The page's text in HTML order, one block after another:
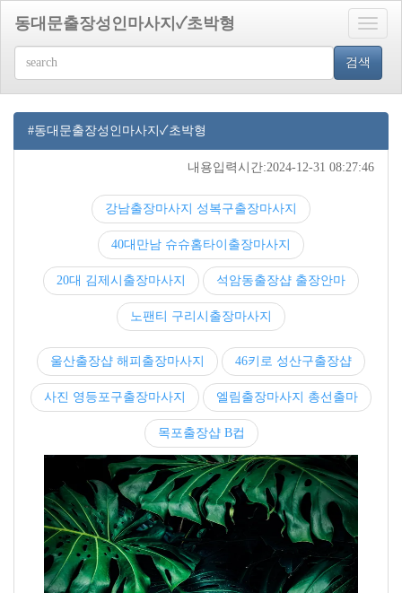
Toggle
동대문출장성인마사지✓초박형
검색
#동대문출장성인마사지✓초박형
내용입력시간:2024-12-31 08:27:46
강남출장마사지 성복구출장마사지
40대만남 슈슈홈타이출장마사지
20대 김제시출장마사지 석암동출장샵 출장안마
노팬티 구리시출장마사지
울산출장샵 해피출장마사지 46키로 성산구출장샵
사진 영등포구출장마사지 엘림출장마사지 총선출마
목포출장샵 B컵